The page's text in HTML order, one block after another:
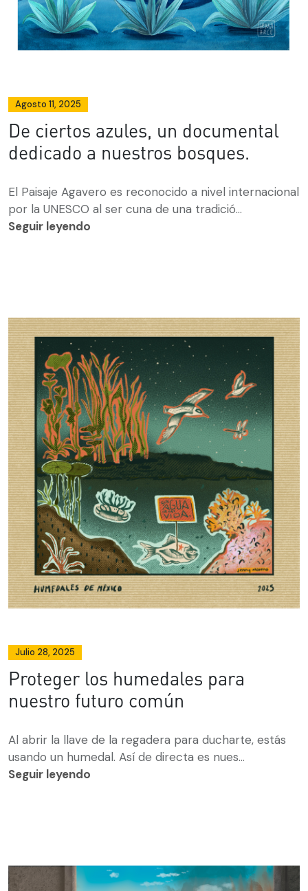
Agosto 11, 2025
De ciertos azules, un documental
dedicado a nuestros bosques.
El Paisaje Agavero es reconocido a nivel internacional
por la UNESCO al ser cuna de una tradició...
Seguir leyendo
Julio 28, 2025
Proteger los humedales para
nuestro futuro común
Al abrir la llave de la regadera para ducharte, estás
usando un humedal. Así de directa es nues...
Seguir leyendo